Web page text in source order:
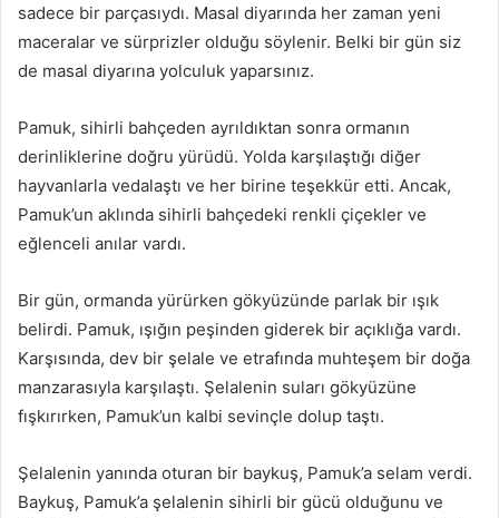
sadece bir parçasıydı. Masal diyarında her zaman yeni
maceralar ve sürprizler olduğu söylenir. Belki bir gün siz
de masal diyarına yolculuk yaparsınız.
Pamuk, sihirli bahçeden ayrıldıktan sonra ormanın
derinliklerine doğru yürüdü. Yolda karşılaştığı diğer
hayvanlarla vedalaştı ve her birine teşekkür etti. Ancak,
Pamuk’un aklında sihirli bahçedeki renkli çiçekler ve
eğlenceli anılar vardı.
Bir gün, ormanda yürürken gökyüzünde parlak bir ışık
belirdi. Pamuk, ışığın peşinden giderek bir açıklığa vardı.
Karşısında, dev bir şelale ve etrafında muhteşem bir doğa
manzarasıyla karşılaştı. Şelalenin suları gökyüzüne
fışkırırken, Pamuk’un kalbi sevinçle dolup taştı.
Şelalenin yanında oturan bir baykuş, Pamuk’a selam verdi.
Baykuş, Pamuk’a şelalenin sihirli bir gücü olduğunu ve